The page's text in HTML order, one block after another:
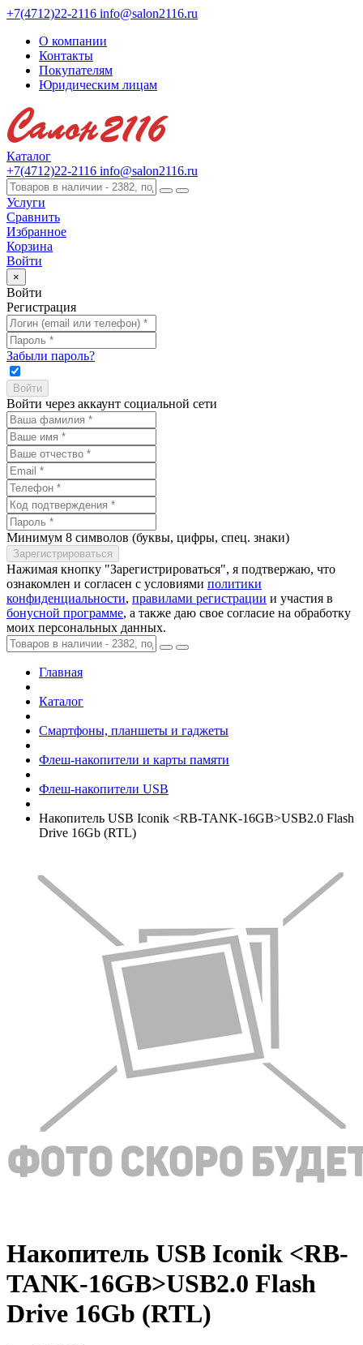
+7(4712)22-2116 info@salon2116.ru
О компании
Контакты
Покупателям
Юридическим лицам
Каталог
+7(4712)22-2116 info@salon2116.ru
Услуги
Сравнить
Избранное
Корзина
Войти
×
Войти
Регистрация
Забыли пароль?
Войти через аккаунт социальной сети
Минимум 8 символов (буквы, цифры, спец. знаки)
Нажимая кнопку "Зарегистрироваться", я подтвержаю, что
ознакомлен и согласен с условиями политики
конфиденциальности, правилами регистрации и участия в
бонусной программе, а также даю свое согласие на обработку
моих персональных данных.
Главная
Каталог
Смартфоны, планшеты и гаджеты
Флеш-накопители и карты памяти
Флеш-накопители USB
Накопитель USB Iconik <RB-TANK-16GB>USB2.0 Flash
Drive 16Gb (RTL)
Накопитель USB Iconik <RB-
TANK-16GB>USB2.0 Flash
Drive 16Gb (RTL)